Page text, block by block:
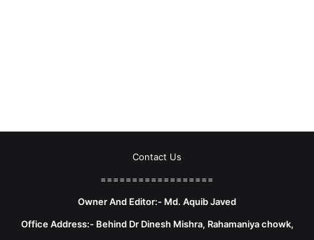
Contact Us
==================
Owner And Editor:- Md. Aquib Javed
Office Address:- Behind Dr Dinesh Mishra, Rahamaniya chowk,